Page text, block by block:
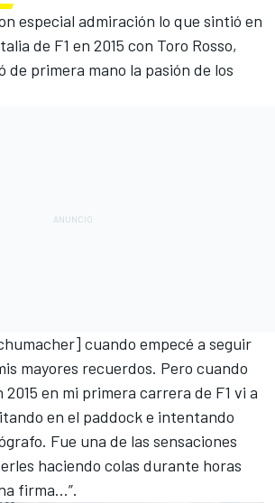
especial admiración lo que sintió en
de F1 en 2015 con Toro Rosso,
de primera mano la pasión de los
cuando empecé a seguir
mayores recuerdos. Pero cuando
2015 en mi primera carrera de F1 vi a
en el paddock e intentando
Fue una de las sensaciones
haciendo colas durante horas
firma…”.